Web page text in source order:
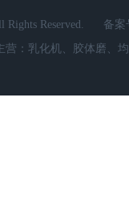
Reserved.
备案
营：乳化机、胶体磨